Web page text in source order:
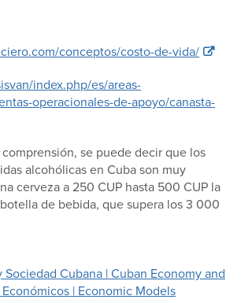
conceptos/costo-de-vida/
index.php/es/areas-
operacionales-de-apoyo/canasta-
se puede decir que los
alcohólicas en Cuba son muy
cerveza a 250 CUP hasta 500 CUP la
de bebida, que supera los 3 000
Sociedad Cubana | Cuban Economy and
| Economic Models